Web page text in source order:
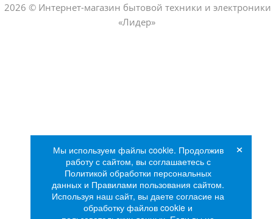
2026 © Интернет-магазин бытовой техники и электроники
«Лидер»
Мы используем файлы cookie. Продолжив
работу с сайтом, вы соглашаетесь с
Политикой обработки персональных
данных и Правилами пользования сайтом.
Используя наш сайт, вы даете согласие на
обработку файлов cookie и
×